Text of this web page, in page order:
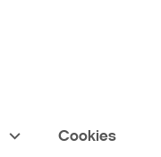
Cookies